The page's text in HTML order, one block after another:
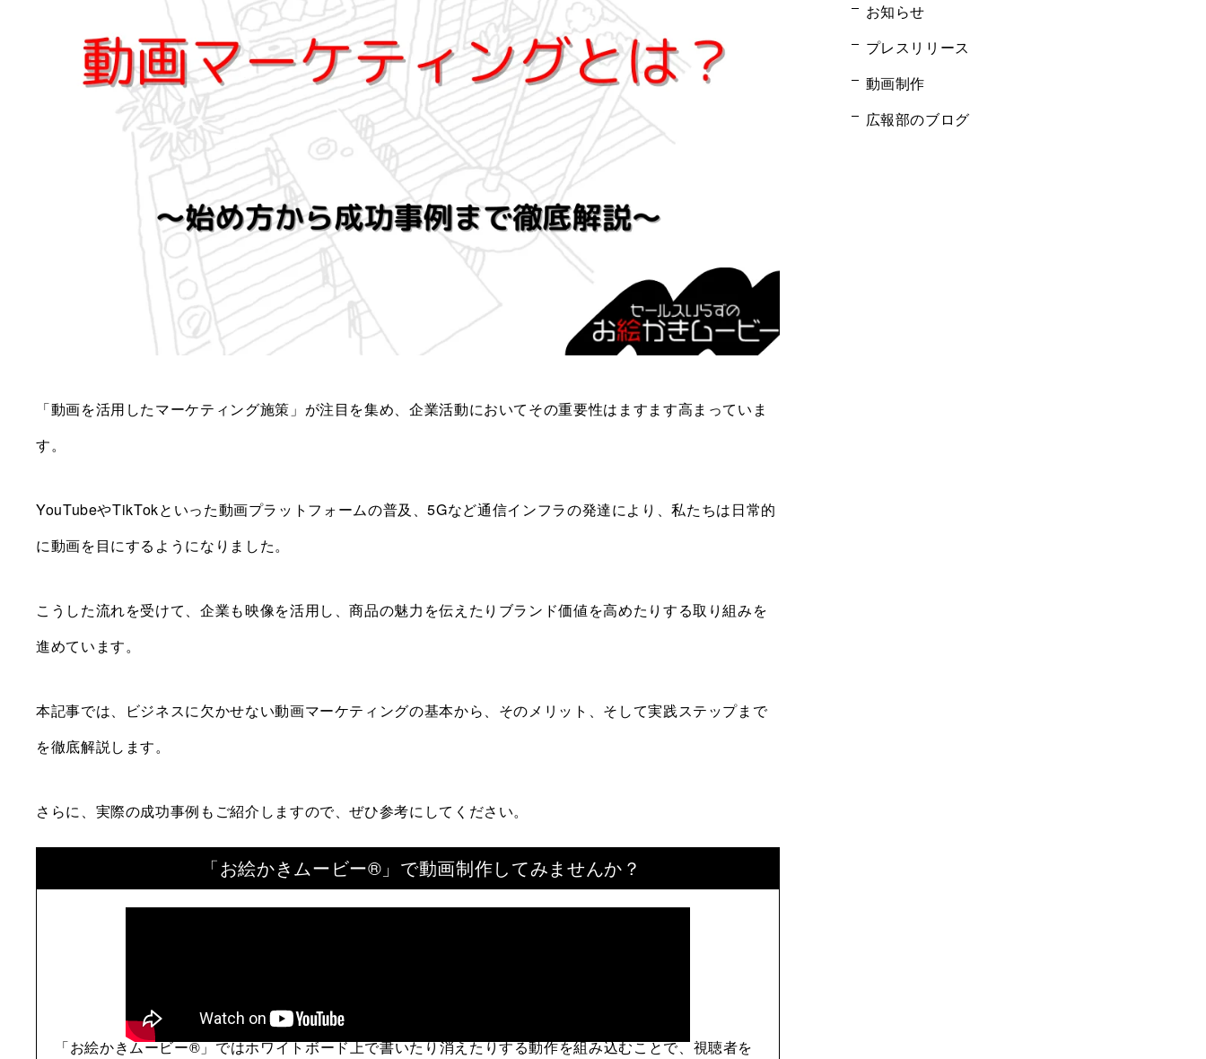
「動画を活用したマーケティング施策」が注目を集め、企業活動においてその重要性はますます高まっていま
す。
YouTubeやTikTokといった動画プラットフォームの普及、5Gなど通信インフラの発達により、私たちは日常的
に動画を目にするようになりました。
こうした流れを受けて、企業も映像を活用し、商品の魅力を伝えたりブランド価値を高めたりする取り組みを
進めています。
本記事では、ビジネスに欠かせない動画マーケティングの基本から、そのメリット、そして実践ステップまで
を徹底解説します。
さらに、実際の成功事例もご紹介しますので、ぜひ参考にしてください。
「お絵かきムービー®」で動画制作してみませんか？
「お絵かきムービー®」ではホワイトボード上で書いたり消えたりする動作を組み込むことで、視聴者を
お知らせ
プレスリリース
動画制作
広報部のブログ